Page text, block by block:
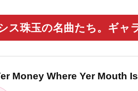
ス珠玉の名曲たち。ギャ
Money Where Yer Mouth Is